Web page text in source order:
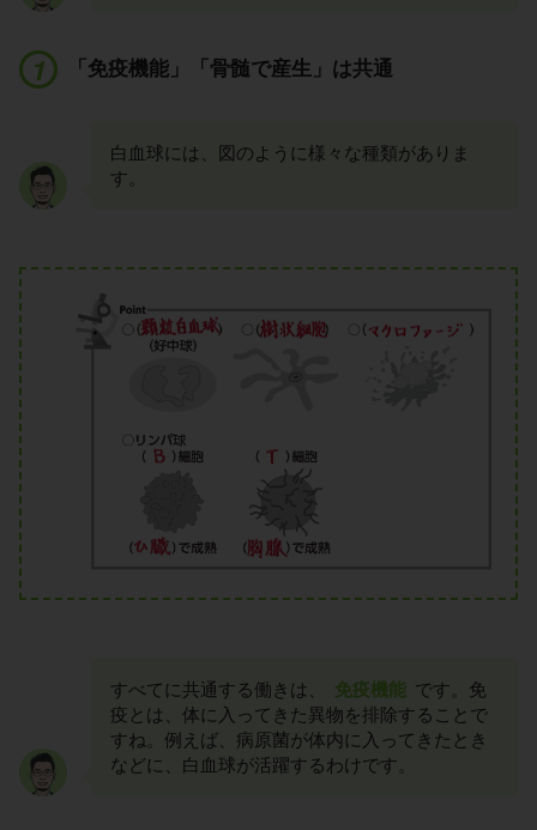
「免疫機能」「骨髄で産生」は共通
白血球には、図のように様々な種類がありま
す。
すべてに共通する働きは、 免疫機能 です。免
疫とは、体に入ってきた異物を排除することで
すね。例えば、病原菌が体内に入ってきたとき
などに、白血球が活躍するわけです。